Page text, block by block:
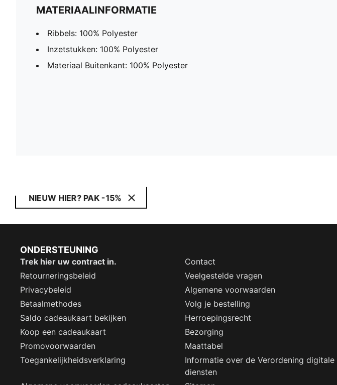
MATERIAALINFORMATIE
Ribbels: 100% Polyester
Inzetstukken: 100% Polyester
Materiaal Buitenkant: 100% Polyester
NIEUW HIER? PAK -15%
ONDERSTEUNING
Trek hier uw contract in.
Contact
Retourneringsbeleid
Veelgestelde vragen
Privacybeleid
Algemene voorwaarden
Betaalmethodes
Volg je bestelling
Saldo cadeaukaart bekijken
Herroepingsrecht
Koop een cadeaukaart
Bezorging
Promovoorwaarden
Maattabel
Toegankelijkheidsverklaring
Informatie over de Verordening digitale
diensten